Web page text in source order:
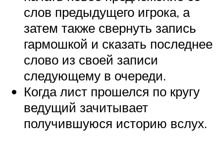
слов предыдущего игрока, а
затем также свернуть запись
гармошкой и сказать последнее
слово из своей записи
следующему в очереди.
Когда лист прошелся по кругу
ведущий зачитывает
получившуюся историю вслух.